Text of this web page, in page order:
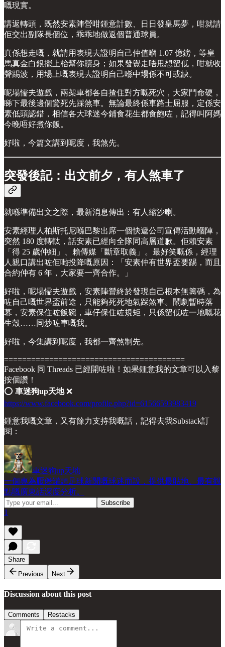
嘅現實。
講返轉頭，既然安素陣營咁鍾意計數、日日發皇馬夢，咁就請
佢交出副隊長個位，乖乖地做返個普通球員。
真係想走嘅，就請用表現去證明自己仲值嗰 1.07 億鎊，等皇
馬真金白銀擺上枱幫你贖身；如果發覺走唔甩想留低，咁就收
聲踢波，用場上嘅表現去證明自己喺中場係不可或缺。
呢場懦夫遊戲，兩架車都各自揸住對方嘅死穴，大家鬥命硬，
睇下最後邊個驚死先踩煞車。無論最終係車路士屈服，定係安
素低頭認錯，相信各大球迷今鋪食花生都食飽咗，記得叫阿媽
今晚唔好煮你飯。
好啦，今篇文講到呢度，我煞先。
突發後記：出文前夕，有人煞車了
就喺準備出文之際，最新消息傳出：有人縮沙喇。
安素經理人柏斯托尼喺巴黎出席一個快遞公司宣傳活動嗰陣，
突然 180 度轉軚，話安素已經向全隊同高層道歉。佢賴安素
「得 25 歲仲細」、賴傳媒「斷章取義」。最好笑嘅係，經理
人親口講出咗佢哋投降嘅原因：「安素仲有世界盃要踢，而且
合約仲有 6 年，大家要一齊合作。」
好啦，呢場懦夫遊戲，安素陣營終於發現自己根本無籌碼，為
咗自己嘅世界盃前途，只能夠死死地氣踩煞車。鬧劇暫時落
幕，安素保住咗飯碗，車仔保住咗規矩，只係留低咗一地嘅花
生殼……同炒咗車嘅我。
好啦，今集講到呢度，我都一齊煞制先。
========================================
Facebook 同 Threads 已經開咗啦！如果鍾意我的文章可以入黎
按個讚！
⭕️ 車迷狗up天地❌
https://www.facebook.com/profile.php?id=61566593983419
鍾意我嘅文章，又有餘力支持我嘅話，記得去我Substack訂
閱：
車迷狗up天地
一個專為厭倦罐頭足球新聞嘅球迷而設，提供最貼地、最有觀
點嘅廣東話深度分析。
1
Share
Previous
Next
Discussion about this post
Comments Restacks